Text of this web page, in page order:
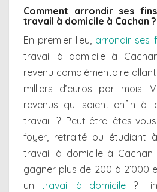
Comment arrondir ses
travail à domicile à Cachan ?
En premier lieu, arrondir ses
travail à domicile à
revenu complémentaire
milliers d’euros par mois.
revenus qui soient enfin à
travail ? Peut-être êtes-
foyer, retraité ou étudiant
travail à domicile à Cachan
gagner plus de 200 à 2’000
untravail à domicile ?